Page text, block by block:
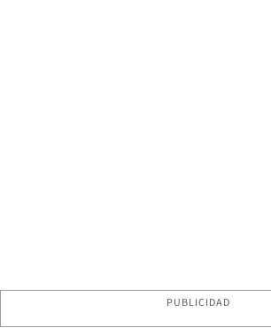
PUBLICIDAD